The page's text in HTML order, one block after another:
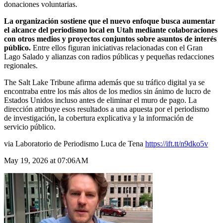
donaciones voluntarias.
La organización sostiene que el nuevo enfoque busca aumentar
el alcance del periodismo local en Utah mediante colaboraciones
con otros medios y proyectos conjuntos sobre asuntos de interés
público. Entre ellos figuran iniciativas relacionadas con el Gran
Lago Salado y alianzas con radios públicas y pequeñas redacciones
regionales.
The Salt Lake Tribune afirma además que su tráfico digital ya se
encontraba entre los más altos de los medios sin ánimo de lucro de
Estados Unidos incluso antes de eliminar el muro de pago. La
dirección atribuye esos resultados a una apuesta por el periodismo
de investigación, la cobertura explicativa y la información de
servicio público.
via Laboratorio de Periodismo Luca de Tena https://ift.tt/n9dko5v
May 19, 2026 at 07:06AM